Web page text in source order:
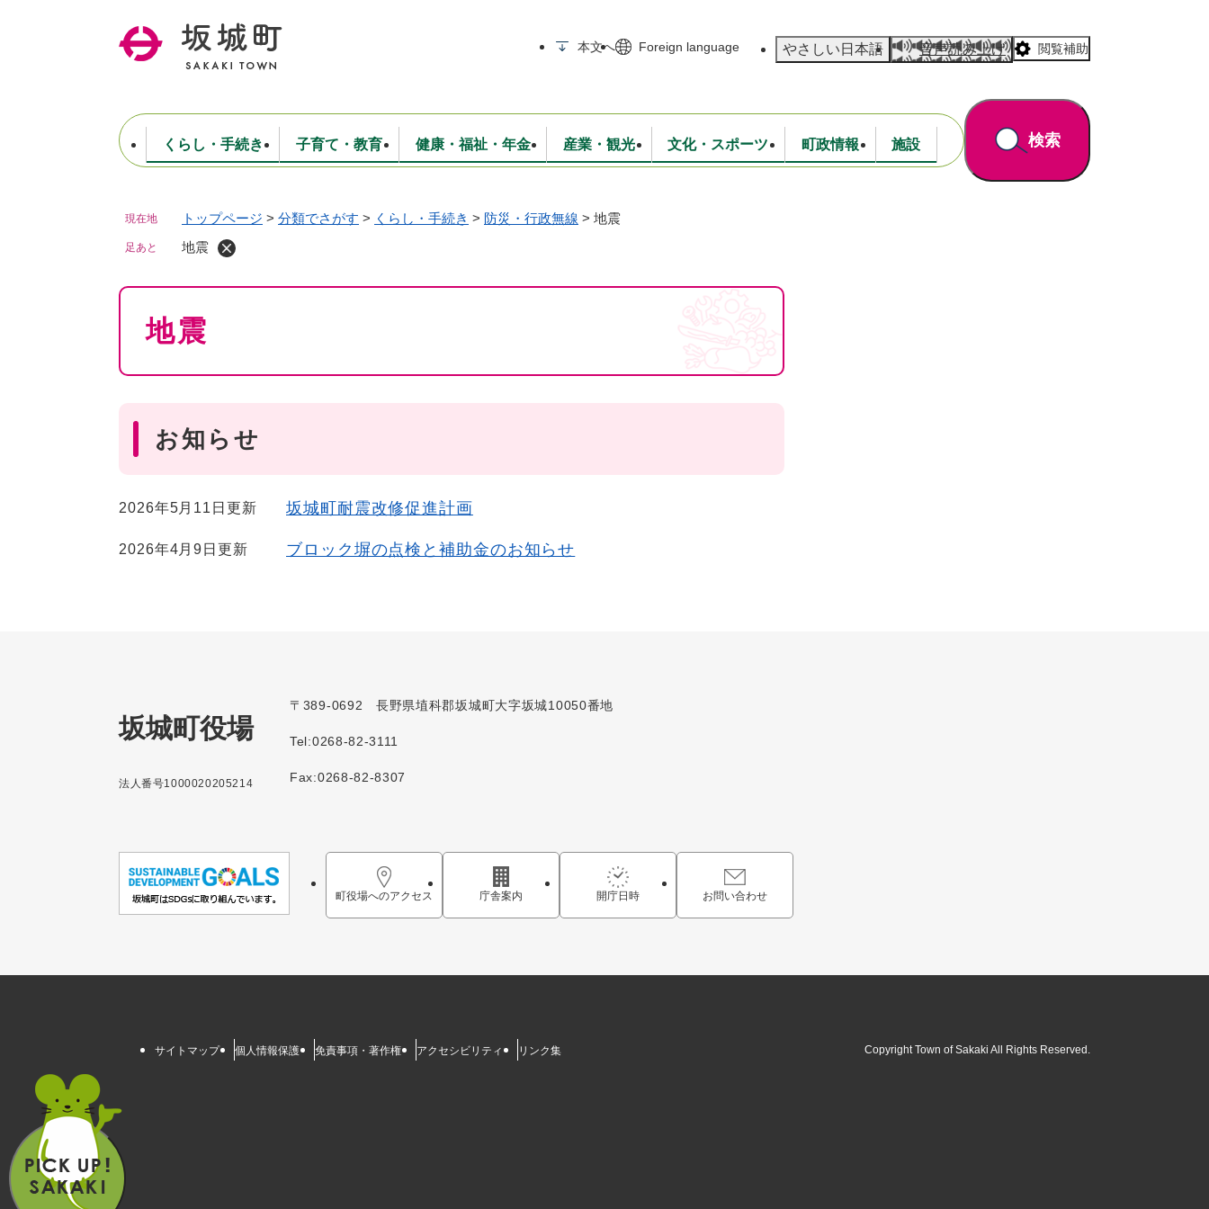
本文へ Foreign language やさしい日本語 音声読み上げ 閲覧補助
くらし・手続き
住民票・戸籍・証明 防災・行政無線 消防・救急
税金
子育て・教育
妊娠・出産・子育て 保育 学校・教育
健康・福祉・年金
健康・医療 福祉 保険・年金
産業・観光
商工業 農林業 入札・契約
文化・スポーツ
生涯学習・スポーツ 文化
町政情報
ようこそ町長室へ 坂城町について 統計情報
人事・採用・職員
施設
公共施設
検索
現在地 トップページ > 分類でさがす > くらし・手続き > 防災・行政無線 > 地震
足あと 地震
本
地震
お知らせ
2026年5月11日更新 坂城町耐震改修促進計画
2026年4月9日更新 ブロック塀の点検と補助金のお知らせ
坂城町役場
法人番号1000020205214
〒389-0692 長野県埴科郡坂城町大字坂城10050番地
Tel:0268-82-3111
Fax:0268-82-8307
町役場へのアクセス 庁舎案内 開庁日時 お問い合わせ
サイトマップ 個人情報保護 免責事項・著作権 アクセシビリティ リンク集 Copyright Town of Sakaki All Rights Reserved.